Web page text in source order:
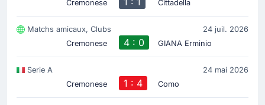
Cremonese
Cittadella
Matchs amicaux, Clubs
24 juil. 2026
Cremonese
4 : 0 GIANA Erminio
Serie A
24 mai 2026
Cremonese
1 : 4 Como